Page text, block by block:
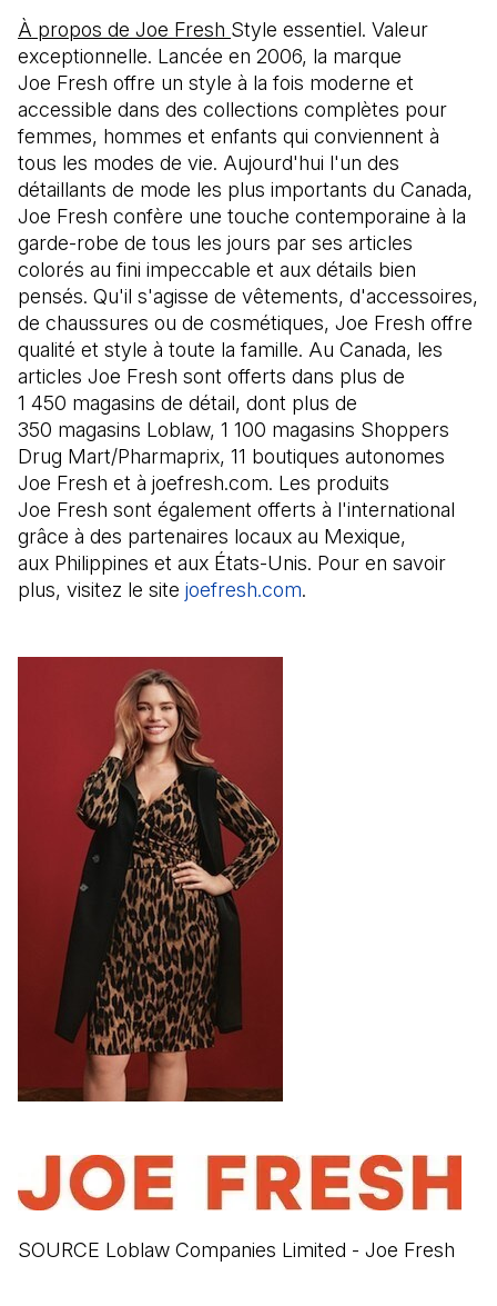
À propos de Joe Fresh Style essentiel. Valeur
exceptionnelle. Lancée en 2006, la marque
Joe Fresh offre un style à la fois moderne et
accessible dans des collections complètes pour
femmes, hommes et enfants qui conviennent à
tous les modes de vie. Aujourd'hui l'un des
détaillants de mode les plus importants du Canada,
Joe Fresh confère une touche contemporaine à la
garde-robe de tous les jours par ses articles
colorés au fini impeccable et aux détails bien
pensés. Qu'il s'agisse de vêtements, d'accessoires,
de chaussures ou de cosmétiques, Joe Fresh offre
qualité et style à toute la famille. Au Canada, les
articles Joe Fresh sont offerts dans plus de
1 450 magasins de détail, dont plus de
350 magasins Loblaw, 1 100 magasins Shoppers
Drug Mart/Pharmaprix, 11 boutiques autonomes
Joe Fresh et à joefresh.com. Les produits
Joe Fresh sont également offerts à l'international
grâce à des partenaires locaux au Mexique,
aux Philippines et aux États-Unis. Pour en savoir
plus, visitez le site joefresh.com(Il s'ouvre dans un
.
SOURCE Loblaw Companies Limited - Joe Fresh